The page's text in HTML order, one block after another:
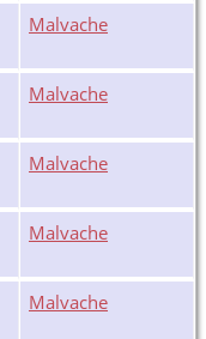
Malvache
Malvache
Malvache
Malvache
Malvache